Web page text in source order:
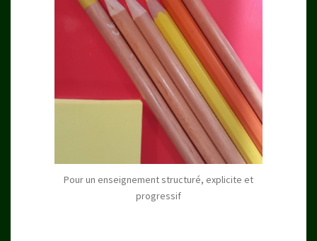
Pour un enseignement structuré, explicite et
progressif